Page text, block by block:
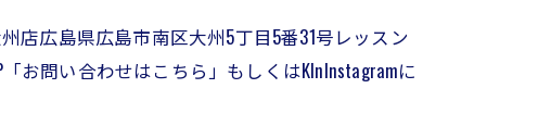
店広島県広島市南区大州5丁目5番31号レッスン
お問い合わせはこちら」もしくはKlnInstagramに